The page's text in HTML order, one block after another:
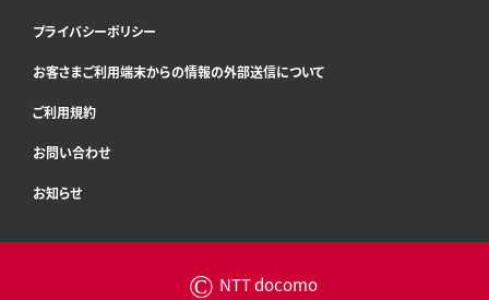
プライバシーポリシー
お客さまご利用端末からの情報の外部送信について
ご利用規約
お問い合わせ
お知らせ
© NTT docomo